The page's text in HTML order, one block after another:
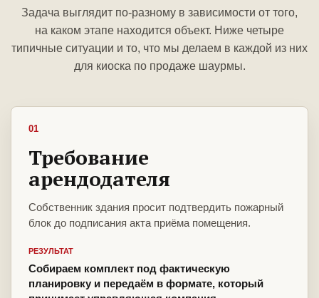
Задача выглядит по-разному в зависимости от того,
на каком этапе находится объект. Ниже четыре
типичные ситуации и то, что мы делаем в каждой из них
для киоска по продаже шаурмы.
01
Требование
арендодателя
Собственник здания просит подтвердить пожарный
блок до подписания акта приёма помещения.
РЕЗУЛЬТАТ
Собираем комплект под фактическую
планировку и передаём в формате, который